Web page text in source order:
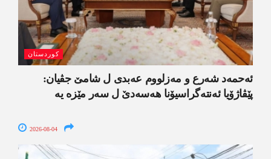
کوردستان
ئەحمەد شەرع و مەزلووم عەبدی ل شامێ جڤیان:
پێڤاژۆیا ئەنتەگراسیۆنا ھەسەدێ ل سەر مێزە یە
2026-08-04